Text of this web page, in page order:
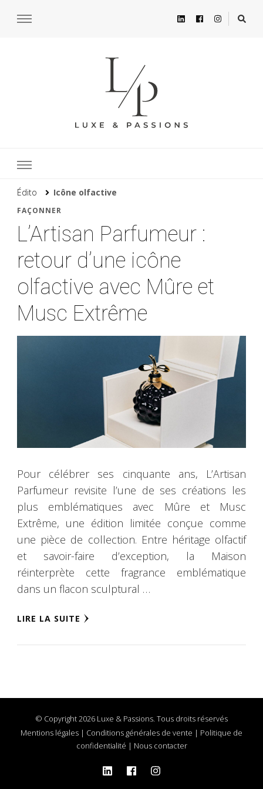
Édito Icône olfactive
FAÇONNER
L’Artisan Parfumeur :
retour d’une icône
olfactive avec Mûre et
Musc Extrême
Pour célébrer ses cinquante ans, L’Artisan
Parfumeur revisite l’une de ses créations les
plus emblématiques avec Mûre et Musc
Extrême, une édition limitée conçue comme
une pièce de collection. Entre héritage olfactif
et savoir-faire d’exception, la Maison
réinterprète cette fragrance emblématique
dans un flacon sculptural …
LIRE LA SUITE
© Copyright 2026 Luxe & Passions. Tous droits réservés
Mentions légales | Conditions générales de vente | Politique de
confidentialité | Nous contacter